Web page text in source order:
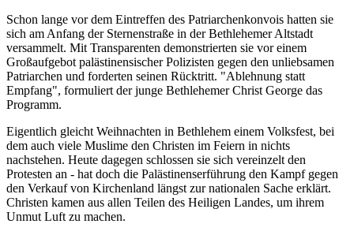
Schon lange vor dem Eintreffen des Patriarchenkonvois hatten sie
sich am Anfang der Sternenstraße in der Bethlehemer Altstadt
versammelt. Mit Transparenten demonstrierten sie vor einem
Großaufgebot palästinensischer Polizisten gegen den unliebsamen
Patriarchen und forderten seinen Rücktritt. "Ablehnung statt
Empfang", formuliert der junge Bethlehemer Christ George das
Programm.
Eigentlich gleicht Weihnachten in Bethlehem einem Volksfest, bei
dem auch viele Muslime den Christen im Feiern in nichts
nachstehen. Heute dagegen schlossen sie sich vereinzelt den
Protesten an - hat doch die Palästinenserführung den Kampf gegen
den Verkauf von Kirchenland längst zur nationalen Sache erklärt.
Christen kamen aus allen Teilen des Heiligen Landes, um ihrem
Unmut Luft zu machen.